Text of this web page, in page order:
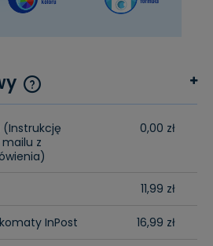
kosztów płatności
(Instrukcję
z
0,00 zł
11,99 zł
InPost 16,99 zł